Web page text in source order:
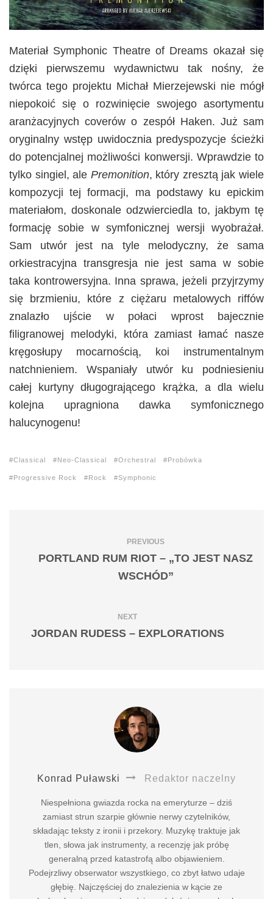
Materiał Symphonic Theatre of Dreams okazał się
dzięki pierwszemu wydawnictwu tak nośny, że
twórca tego projektu Michał Mierzejewski nie mógł
niepokoić się o rozwinięcie swojego asortymentu
aranżacyjnych coverów o zespół Haken. Już sam
oryginalny wstęp uwidocznia predyspozycje ścieżki
do potencjalnej możliwości konwersji. Wprawdzie to
tylko singiel, ale Premonition, który zresztą jak wiele
kompozycji tej formacji, ma podstawy ku epickim
materiałom, doskonale odzwierciedla to, jakbym tę
formację sobie w symfonicznej wersji wyobrażał.
Sam utwór jest na tyle melodyczny, że sama
orkiestracyjna transgresja nie jest sama w sobie
taka kontrowersyjna. Inna sprawa, jeżeli przyjrzymy
się brzmieniu, które z ciężaru metalowych riffów
znalazło ujście w połaci wprost bajecznie
filigranowej melodyki, która zamiast łamać nasze
kręgosłupy mocarnością, koi instrumentalnym
natchnieniem. Wspaniały utwór ku podniesieniu
całej kurtyny długogrającego krążka, a dla wielu
kolejna upragniona dawka symfonicznego
halucynogenu!
Classical Neo-Classical Orchestral Probówka
Progressive Rock Rock Symphonic
PREVIOUS
PORTLAND RUM RIOT – „TO JEST NASZ
WSCHÓD”
NEXT
JORDAN RUDESS – EXPLORATIONS
Konrad Puławski Redaktor naczelny
Niespełniona gwiazda rocka na emeryturze – dziś
zamiast strun szarpie głównie nerwy czytelników,
składając teksty z ironii i przekory. Muzykę traktuje jak
tlen, słowa jak instrumenty, a recenzję jak próbę
generalną przed katastrofą albo objawieniem.
Podejrzliwy obserwator wszystkiego, co zbyt łatwo udaje
głębię. Najczęściej do znalezienia w kącie ze